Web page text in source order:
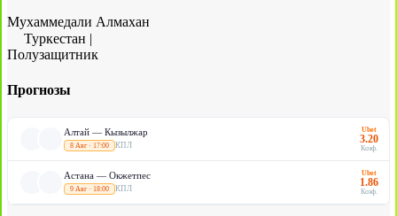
Мухаммедали Алмахан
Туркестан |
Полузащитник
Прогнозы
Алтай — Кызылжар
8 Авг · 17:00 КПЛ
Ubet
3.20
Коэф.
Астана — Окжетпес
9 Авг · 18:00 КПЛ
Ubet
1.86
Коэф.